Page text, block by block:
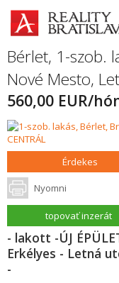
Bérlet, 1-szob.
Nové Mesto,
560,00 EUR/
Érdekes
Nyomni
topovať inzerát
- lakott -ÚJ
Erkélyes - Letná
-